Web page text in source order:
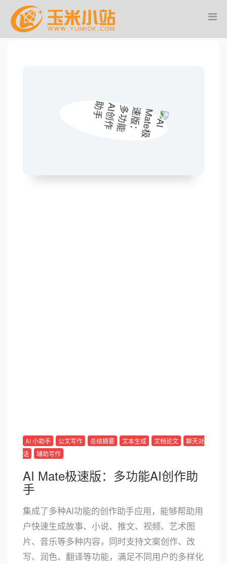
AI 小助手 公文写作 总结摘要 文本生成 文档论文
聊天对
话
辅助写作
AI Mate极速版：多功能AI创作助
手
集成了多种AI功能的创作助手应用，能够帮助用
户快速生成故事、小说、推文、视频、艺术图
片、音乐等多种内容，同时支持文案创作、改
写、润色、翻译等功能，满足不同用户的多样化